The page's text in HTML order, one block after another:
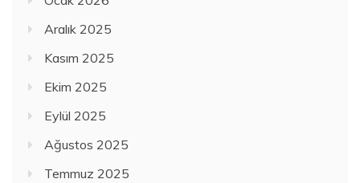
Aralık 2025
Kasım 2025
Ekim 2025
Eylül 2025
Ağustos 2025
Temmuz 2025